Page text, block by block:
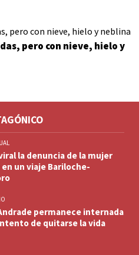
pero con nieve, hielo y
la denuncia de la mujer
en un viaje Bariloche-
permanece internada
de quitarse la vida